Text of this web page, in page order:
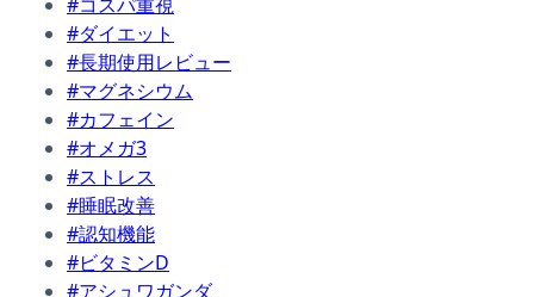
#ダイエット
#長期使用レビュー
#マグネシウム
#カフェイン
#オメガ3
#ストレス
#睡眠改善
#認知機能
#ビタミンD
#アシュワガンダ